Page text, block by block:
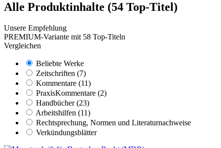
Alle Produktinhalte (54 Top-Titel)
Unsere Empfehlung
PREMIUM-Variante mit 58 Top-Titeln
Vergleichen
Beliebte Werke
Zeitschriften (7)
Kommentare (11)
PraxisKommentare (2)
Handbücher (23)
Arbeitshilfen (11)
Rechtsprechung, Normen und Literaturnachweise
Verkündungsblätter